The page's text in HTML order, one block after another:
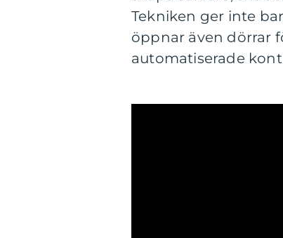
Tekniken ger inte
öppnar även dörrar
automatiserade